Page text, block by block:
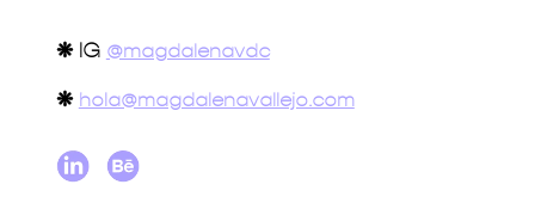
❋IG @magdalenavdc
❋ hola@magdalenavallejo.com